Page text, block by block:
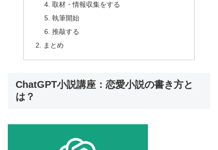
取材・情報収集をする
執筆開始
推敲する
まとめ
ChatGPT小説講座：恋愛小説の書き方と
は？